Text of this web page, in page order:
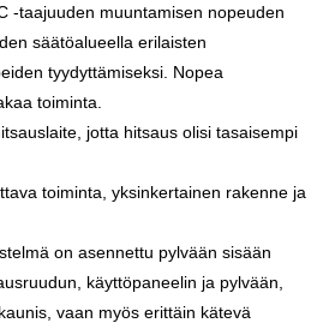
-taajuuden muuntamisen nopeuden
säätöalueella erilaisten
tyydyttämiseksi. Nopea
toiminta.
jotta hitsaus olisi tasaisempi
toiminta, yksinkertainen rakenne ja
on asennettu pylvään sisään
käyttöpaneelin ja pylvään,
vaan myös erittäin kätevä